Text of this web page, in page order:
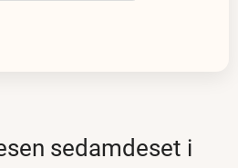
sedamdeset i